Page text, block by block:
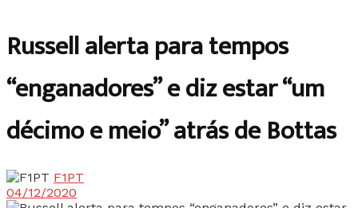
Russell alerta para tempos
“enganadores” e diz estar “um
décimo e meio” atrás de Bottas
F1PT
04/12/2020